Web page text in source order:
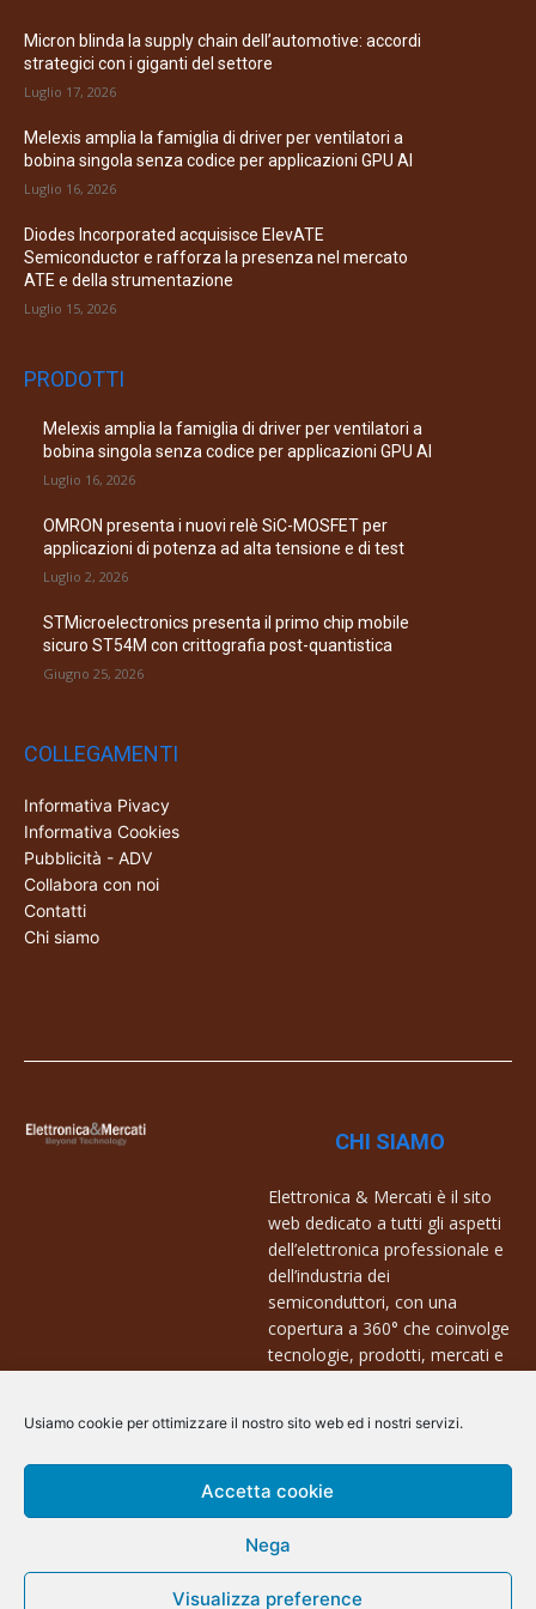
Usiamo cookie per ottimizzare il nostro sito web ed i nostri servizi.
Accetta cookie
Nega
Visualizza preference
Micron blinda la supply chain dell’automotive: accordi
strategici con i giganti del settore
Luglio 17, 2026
Melexis amplia la famiglia di driver per ventilatori a
bobina singola senza codice per applicazioni GPU AI
Luglio 16, 2026
Diodes Incorporated acquisisce ElevATE
Semiconductor e rafforza la presenza nel mercato
ATE e della strumentazione
Luglio 15, 2026
PRODOTTI
Melexis amplia la famiglia di driver per ventilatori a
bobina singola senza codice per applicazioni GPU AI
Luglio 16, 2026
OMRON presenta i nuovi relè SiC-MOSFET per
applicazioni di potenza ad alta tensione e di test
Luglio 2, 2026
STMicroelectronics presenta il primo chip mobile
sicuro ST54M con crittografia post-quantistica
Giugno 25, 2026
COLLEGAMENTI
Informativa Pivacy
Informativa Cookies
Pubblicità - ADV
Collabora con noi
Contatti
Chi siamo
CHI SIAMO
Elettronica & Mercati è il sito
web dedicato a tutti gli aspetti
dell’elettronica professionale e
dell’industria dei
semiconduttori, con una
copertura a 360° che coinvolge
tecnologie, prodotti, mercati e
Contatti:
info@arscommunication.it
@ArsCommunication 2023